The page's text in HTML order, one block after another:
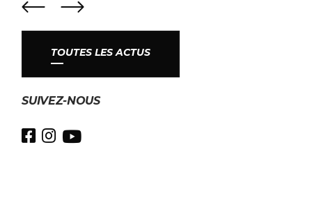
TOUTES LES ACTUS
SUIVEZ-NOUS